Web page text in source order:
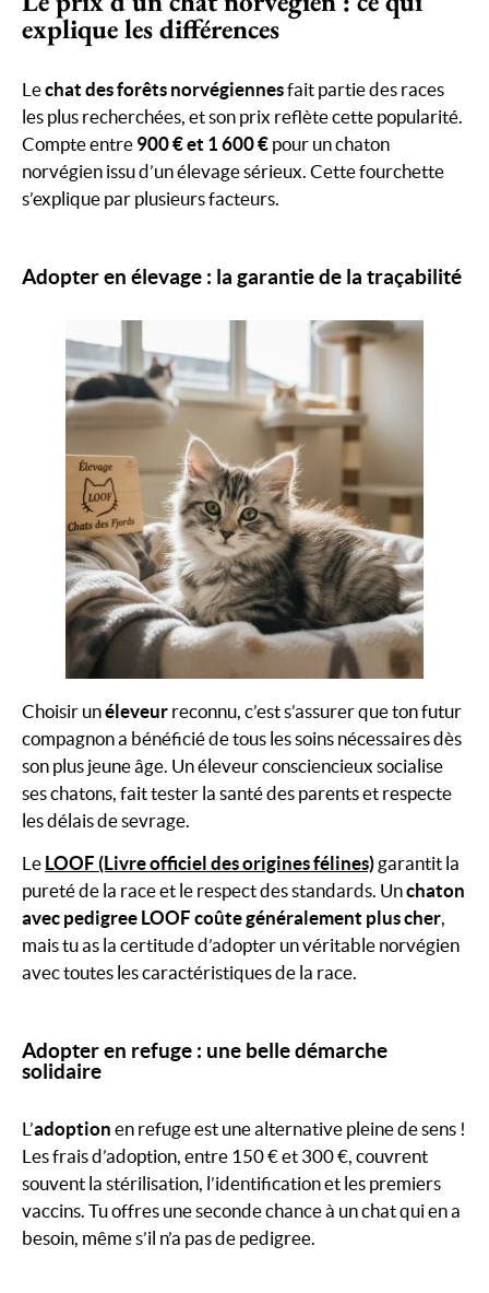
explique les différences
Lechat des forêts norvégiennesfait partie des races
les plus recherchées, et son prix reflète cette popularité.
Compte entre 900 € et 1 600 € pour un chaton
norvégien issu d’un élevage sérieux. Cette fourchette
s’explique par plusieurs facteurs.
Adopter en élevage : la garantie de la traçabilité
Choisir unéleveur reconnu, c’est s’assurer que ton futur
compagnon a bénéficié de tous les soins nécessaires dès
son plus jeune âge. Un éleveur consciencieux socialise
ses chatons, fait tester la santé des parents et respecte
les délais de sevrage.
Le LOOF (Livre officiel des origines félines) garantit la
pureté de la race et le respect des standards. Unchaton
avec pedigree LOOF coûte généralement plus cher,
mais tu as la certitude d’adopter un véritable norvégien
avec toutes les caractéristiques de la race.
Adopter en refuge : une belle démarche
solidaire
L’adoption en refuge est une alternative pleine de sens !
Les frais d’adoption, entre 150 € et 300 €, couvrent
souvent la stérilisation, l’identification et les premiers
vaccins. Tu offres une seconde chance à un chat qui en a
besoin, même s’il n’a pas de pedigree.